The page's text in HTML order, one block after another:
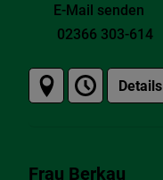
E-Mail senden
02366 303-614
Details
Frau Berkau